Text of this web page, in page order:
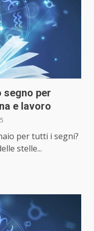
segno per
e lavoro
per tutti i segni?
stelle...